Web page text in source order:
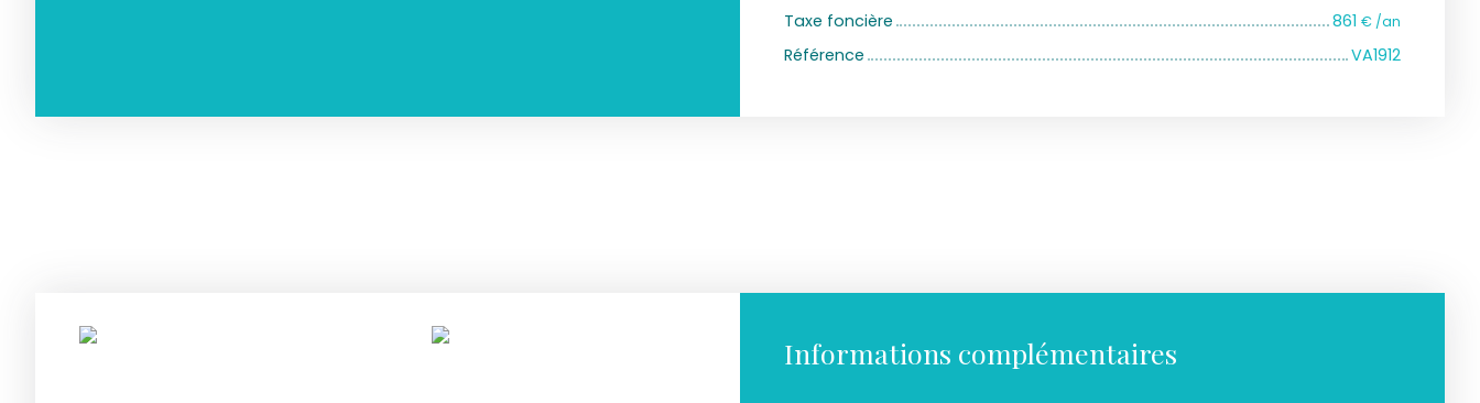
Taxe foncière
861 € /an
Référence VA1912
Informations complémentaires